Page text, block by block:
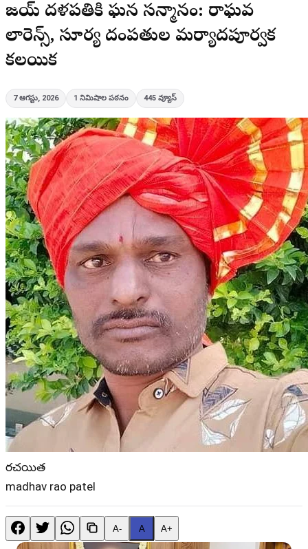
విజయ్ దళపతికి ఘన సన్మానం: రాఘవ
లారెన్స్, సూర్య దంపతుల మర్యాదపూర్వక
కలయిక
7 ఆగస్టు, 2026 1 నిమిషాల పఠనం 445 వ్యూస్
రచయిత
madhav rao patel
A- A A+